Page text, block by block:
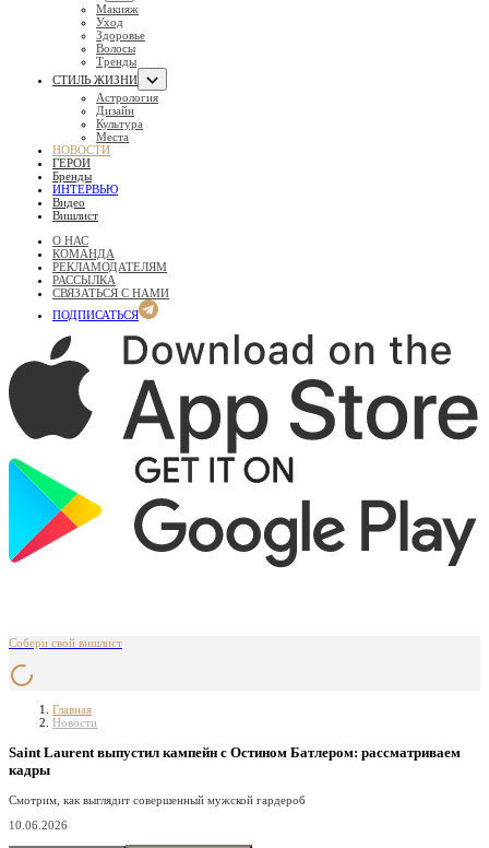
Макияж
Уход
Здоровье
Волосы
Тренды
СТИЛЬ ЖИЗНИ
Астрология
Дизайн
Культура
Места
НОВОСТИ
ГЕРОИ
Бренды
ИНТЕРВЬЮ
Видео
Вишлист
О НАС
КОМАНДА
РЕКЛАМОДАТЕЛЯМ
РАССЫЛКА
СВЯЗАТЬСЯ С НАМИ
ПОДПИСАТЬСЯ
Собери свой вишлист
Главная
Новости
Saint Laurent выпустил кампейн с Остином Батлером: рассматриваем
кадры
Смотрим, как выглядит совершенный мужской гардероб
10.06.2026